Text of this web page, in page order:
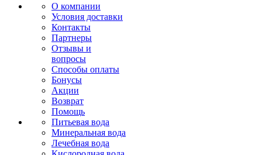
О компании
Условия доставки
Контакты
Партнеры
Отзывы и
вопросы
Способы оплаты
Бонусы
Акции
Возврат
Помощь
Питьевая вода
Минеральная вода
Лечебная вода